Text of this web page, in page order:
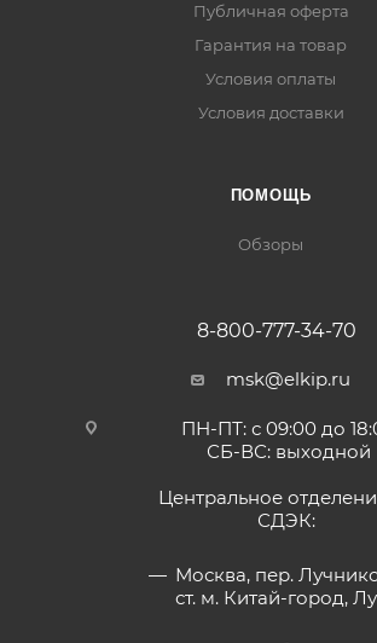
Публичная оферта
Гарантия на товар
Условия оплаты
Условия доставки
ПОМОЩЬ
Обзоры
8-800-777-34-70
msk@elkip.ru
ПН-ПТ: с 09:00 до
СБ-ВС: выходной
Центральное
СДЭК:
Москва, пер.
ст. м. Китай-город,